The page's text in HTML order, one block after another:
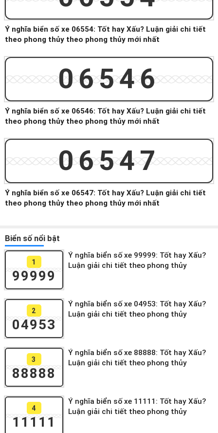
Ý nghĩa biển số xe 06554: Tốt hay Xấu? Luận giải chi tiết
theo phong thủy theo phong thủy mới nhất
06546
Ý nghĩa biển số xe 06546: Tốt hay Xấu? Luận giải chi tiết
theo phong thủy theo phong thủy mới nhất
06547
Ý nghĩa biển số xe 06547: Tốt hay Xấu? Luận giải chi tiết
theo phong thủy theo phong thủy mới nhất
Biển số nổi bật
1
99999
Ý nghĩa biển số xe 99999: Tốt hay Xấu?
Luận giải chi tiết theo phong thủy
2
04953
Ý nghĩa biển số xe 04953: Tốt hay Xấu?
Luận giải chi tiết theo phong thủy
3
88888
Ý nghĩa biển số xe 88888: Tốt hay Xấu?
Luận giải chi tiết theo phong thủy
4
11111
Ý nghĩa biển số xe 11111: Tốt hay Xấu?
Luận giải chi tiết theo phong thủy